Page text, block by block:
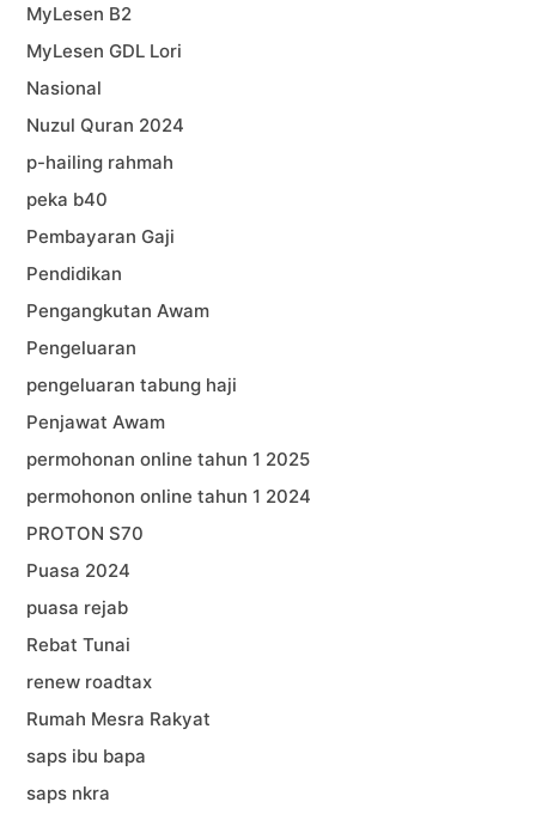
MyLesen B2
MyLesen GDL Lori
Nasional
Nuzul Quran 2024
p-hailing rahmah
peka b40
Pembayaran Gaji
Pendidikan
Pengangkutan Awam
Pengeluaran
pengeluaran tabung haji
Penjawat Awam
permohonan online tahun 1 2025
permohonon online tahun 1 2024
PROTON S70
Puasa 2024
puasa rejab
Rebat Tunai
renew roadtax
Rumah Mesra Rakyat
saps ibu bapa
saps nkra